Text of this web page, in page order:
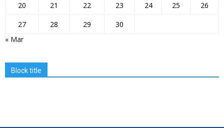
20
21 22 23 24 25
26
27
28 29
30
« Mar
Block title